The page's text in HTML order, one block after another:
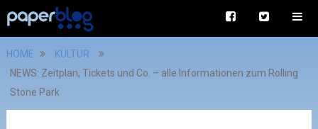
HOME
KULTUR
NEWS: Zeitplan, Tickets und Co. – alle Informationen zum Rolling
Stone Park